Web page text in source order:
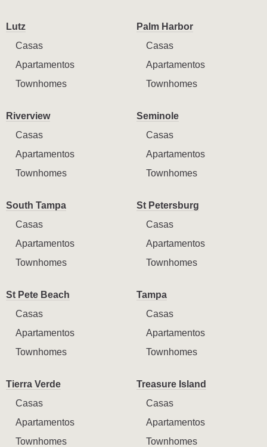
Lutz
Casas
Apartamentos
Townhomes
Palm Harbor
Casas
Apartamentos
Townhomes
Riverview
Casas
Apartamentos
Townhomes
Seminole
Casas
Apartamentos
Townhomes
South Tampa
Casas
Apartamentos
Townhomes
St Petersburg
Casas
Apartamentos
Townhomes
St Pete Beach
Casas
Apartamentos
Townhomes
Tampa
Casas
Apartamentos
Townhomes
Tierra Verde
Casas
Apartamentos
Townhomes
Treasure Island
Casas
Apartamentos
Townhomes